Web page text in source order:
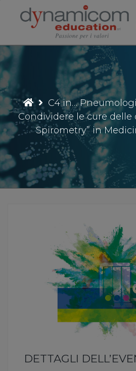
contenuto
C4 in…
Condividere le cure delle
Spirometry” in
DETTAGLI